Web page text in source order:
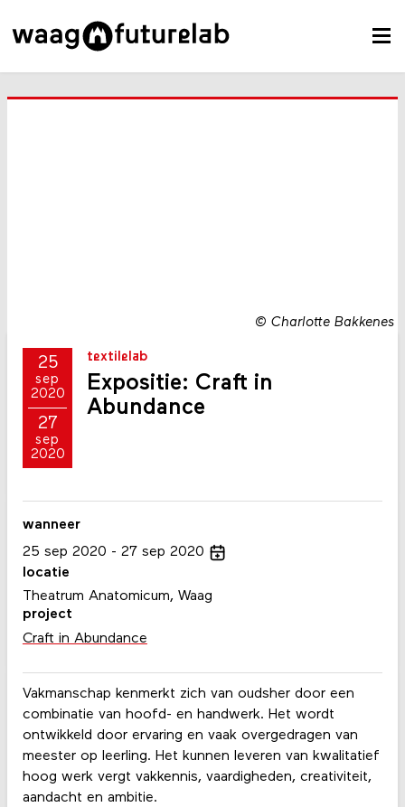
© Charlotte Bakkenes
25
sep
2020
27
sep
2020
textilelab
Expositie: Craft in
Abundance
Vakmanschap kenmerkt zich van oudsher door een
combinatie van hoofd- en handwerk. Het wordt
ontwikkeld door ervaring en vaak overgedragen van
meester op leerling. Het kunnen leveren van kwalitatief
hoog werk vergt vakkennis, vaardigheden, creativiteit,
aandacht en ambitie.
wanneer
25 sep 2020 27 sep 2020
locatie
Theatrum Anatomicum, Waag
project
Craft in Abundance